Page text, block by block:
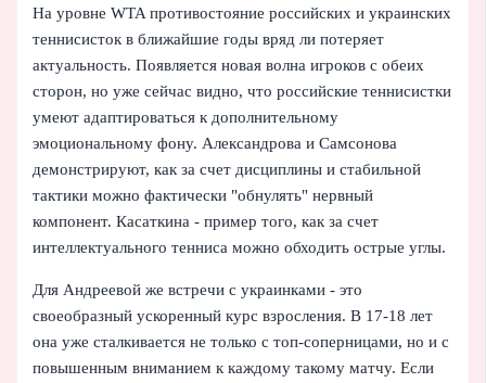
На уровне WTA противостояние российских и украинских
теннисисток в ближайшие годы вряд ли потеряет
актуальность. Появляется новая волна игроков с обеих
сторон, но уже сейчас видно, что российские теннисистки
умеют адаптироваться к дополнительному
эмоциональному фону. Александрова и Самсонова
демонстрируют, как за счет дисциплины и стабильной
тактики можно фактически "обнулять" нервный
компонент. Касаткина - пример того, как за счет
интеллектуального тенниса можно обходить острые углы.
Для Андреевой же встречи с украинками - это
своеобразный ускоренный курс взросления. В 17-18 лет
она уже сталкивается не только с топ-соперницами, но и с
повышенным вниманием к каждому такому матчу. Если